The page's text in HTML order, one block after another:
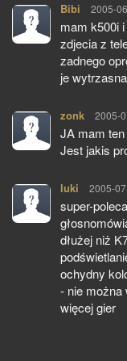
Bibi pisze:
2005-
mam k500i
zdjecia z
zadnego
je
zonk pisze:
2005-
JA mam
Jest jakis
luki pisze:
2005-
super-
dłużej niż
ochydny
- nie można
więcej gier